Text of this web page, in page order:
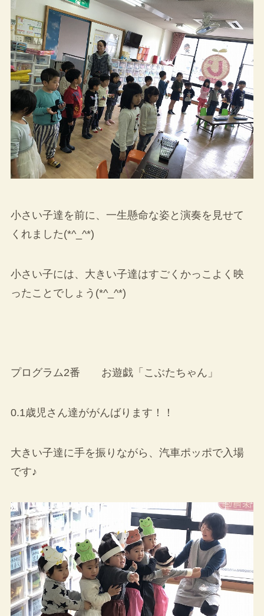
小さい子達を前に、一生懸命な姿と演奏を見せて
くれました(*^_^*)
小さい子には、大きい子達はすごくかっこよく映
ったことでしょう(*^_^*)
プログラム2番 お遊戯「こぶたちゃん」
0.1歳児さん達ががんばります！！
大きい子達に手を振りながら、汽車ポッポで入場
です♪